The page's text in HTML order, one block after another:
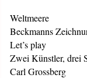
Weltmeere
Beckmanns
Let’s play
Zwei Künstler, drei
Carl Grossberg